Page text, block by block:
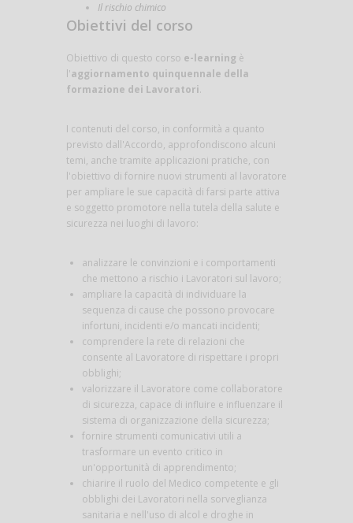
Il rischio chimico
Obiettivi del corso
Obiettivo di questo corso e-learning è
l'aggiornamento quinquennale della
formazione dei Lavoratori.
I contenuti del corso, in conformità a quanto
previsto dall'Accordo, approfondiscono alcuni
temi, anche tramite applicazioni pratiche, con
l'obiettivo di fornire nuovi strumenti al lavoratore
per ampliare le sue capacità di farsi parte attiva
e soggetto promotore nella tutela della salute e
sicurezza nei luoghi di lavoro:
analizzare le convinzioni e i comportamenti
che mettono a rischio i Lavoratori sul lavoro;
ampliare la capacità di individuare la
sequenza di cause che possono provocare
infortuni, incidenti e/o mancati incidenti;
comprendere la rete di relazioni che
consente al Lavoratore di rispettare i propri
obblighi;
valorizzare il Lavoratore come collaboratore
di sicurezza, capace di influire e influenzare il
sistema di organizzazione della sicurezza;
fornire strumenti comunicativi utili a
trasformare un evento critico in
un'opportunità di apprendimento;
chiarire il ruolo del Medico competente e gli
obblighi dei Lavoratori nella sorveglianza
sanitaria e nell'uso di alcol e droghe in